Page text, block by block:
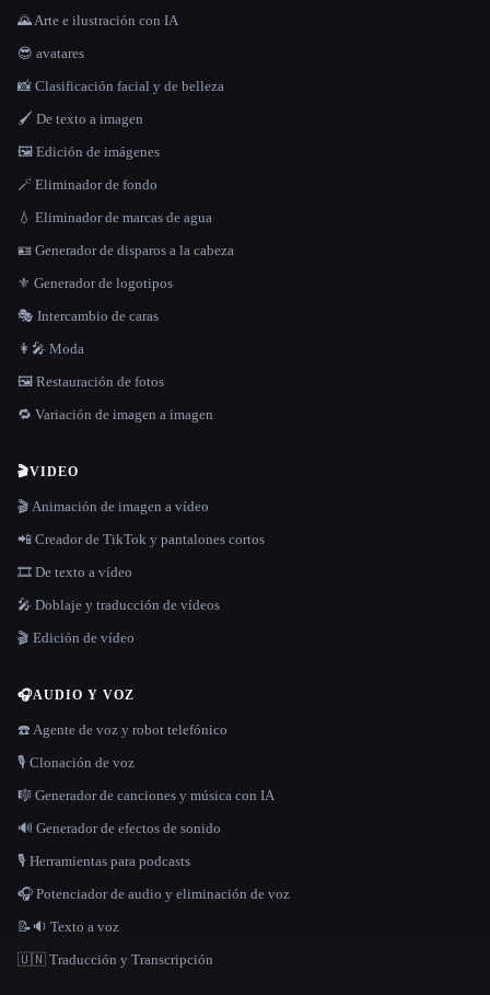
🌄 Arte e ilustración con IA
😎 avatares
📸 Clasificación facial y de belleza
🖌️ De texto a imagen
🖼️ Edición de imágenes
🪄 Eliminador de fondo
💧 Eliminador de marcas de agua
🪪 Generador de disparos a la cabeza
⚜️ Generador de logotipos
🎭 Intercambio de caras
👩‍🎤 Moda
🖼️ Restauración de fotos
🔁 Variación de imagen a imagen
🎬VIDEO
🎬 Animación de imagen a vídeo
📲 Creador de TikTok y pantalones cortos
🎞️ De texto a vídeo
🎤 Doblaje y traducción de vídeos
🎬 Edición de vídeo
🎧AUDIO Y VOZ
☎️ Agente de voz y robot telefónico
🎙️ Clonación de voz
🎼 Generador de canciones y música con IA
🔊 Generador de efectos de sonido
🎙️ Herramientas para podcasts
🎧 Potenciador de audio y eliminación de voz
📝🔉 Texto a voz
🇺🇳 Traducción y Transcripción